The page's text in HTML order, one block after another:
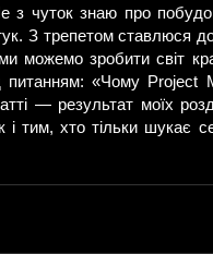
з чуток знаю про
З трепетом ставлюся
можемо зробити світ
«Чому Project
— результат моїх
і тим, хто тільки шукає